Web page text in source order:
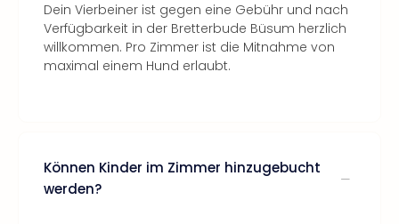
Dein Vierbeiner ist gegen eine Gebühr und nach
Verfügbarkeit in der Bretterbude Büsum herzlich
willkommen. Pro Zimmer ist die Mitnahme von
maximal einem Hund erlaubt.
Können Kinder im Zimmer hinzugebucht
werden?